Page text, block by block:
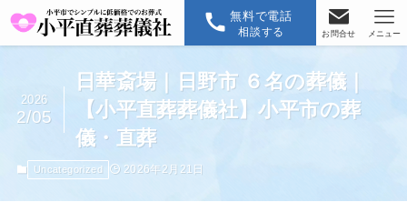
無料で電話
相談する お問合せ メニュー
日華斎場｜日野市 ６名の葬儀｜
【小平直葬葬儀社】小平市の葬
儀・直葬
2026
2/05
Uncategorized 2026年2月21日